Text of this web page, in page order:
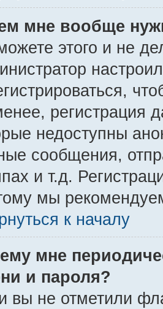
мне вообще
этого и не
регистрация
недоступны
сообщения,
и т.д.
мы
к началу
мне
и пароля?
вы не отметили